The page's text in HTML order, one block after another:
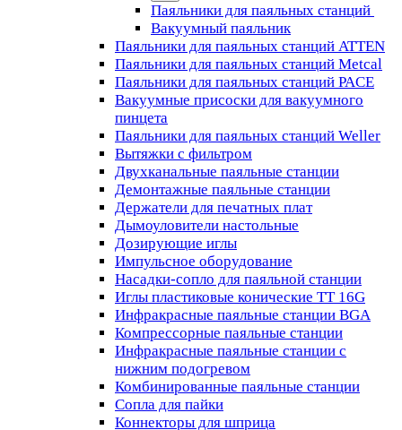
Паяльники для паяльных станций
Вакуумный паяльник
Паяльники для паяльных станций ATTEN
Паяльники для паяльных станций Metcal
Паяльники для паяльных станций PACE
Вакуумные присоски для вакуумного
пинцета
Паяльники для паяльных станций Weller
Вытяжки с фильтром
Двухканальные паяльные станции
Демонтажные паяльные станции
Держатели для печатных плат
Дымоуловители настольные
Дозирующие иглы
Импульсное оборудование
Насадки-сопло для паяльной станции
Иглы пластиковые конические TT 16G
Инфракрасные паяльные станции BGA
Компрессорные паяльные станции
Инфракрасные паяльные станции с
нижним подогревом
Комбинированные паяльные станции
Сопла для пайки
Коннекторы для шприца